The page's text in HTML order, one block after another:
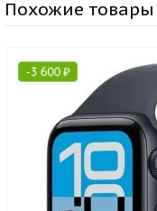
Похожие товары
-3 600₽